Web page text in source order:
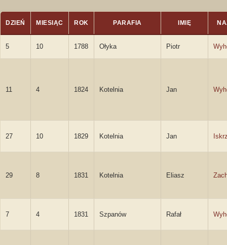
DZIEŃ MIESIĄC ROK PARAFIA IMIĘ
5 10 1788 Ołyka Piotr
11 4 1824 Kotelnia Jan
27 10 1829 Kotelnia Jan
29 8 1831 Kotelnia Eliasz
7 4 1831 Szpanów Rafał